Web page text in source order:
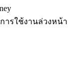
ารใช้งานล่วงหน้า